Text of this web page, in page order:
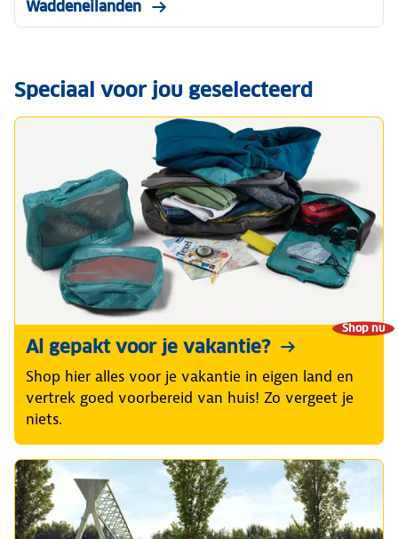
Waddeneilanden
Speciaal voor jou geselecteerd
Shop nu
Al gepakt voor je vakantie?
Shop hier alles voor je vakantie in eigen land en
vertrek goed voorbereid van huis! Zo vergeet je
niets.